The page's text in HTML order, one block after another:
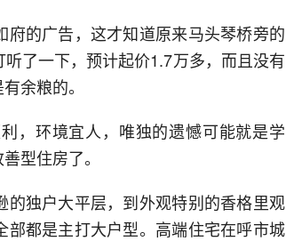
的广告，这才知道原来马头琴桥旁的
了一下，预计起价1.7万多，而且没有
余粮的。
，环境宜人，唯独的遗憾可能就是学
型住房了。
独户大平层，到外观特别的香格里观
都是主打大户型。高端住宅在呼市城